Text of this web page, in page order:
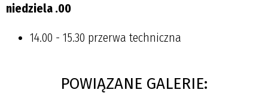
niedziela .00
14.00 - 15.30 przerwa techniczna
POWIĄZANE GALERIE: